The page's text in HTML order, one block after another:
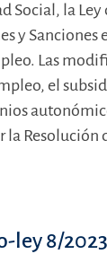
Social, la
y
Las
el
Resolución
ley 8/